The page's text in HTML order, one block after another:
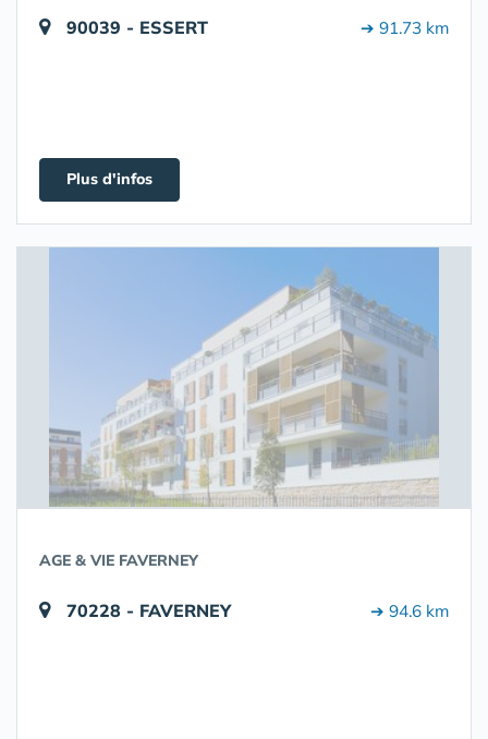
90039 - ESSERT ➔ 91.73 km
Plus d'infos
AGE & VIE FAVERNEY
70228 - FAVERNEY ➔ 94.6 km